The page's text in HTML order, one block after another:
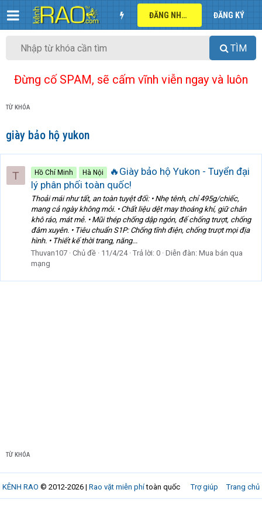
ĐĂNG NHẬP ĐĂNG KÝ
TÌM
Đừng cố SPAM, sẽ cấm vĩnh viễn ngay và luôn
TỪ KHÓA
giày bảo hộ yukon
T Hồ Chí Minh Hà Nội
🔥‍Giày bảo hộ Yukon - Tuyển đại
lý phân phối toàn quốc!
Thoải mái như tất, an toàn tuyệt đối: • Nhẹ tênh, chỉ 495g/chiếc,
mang cả ngày không mỏi. • Chất liệu dệt may thoáng khí, giữ chân
khô ráo, mát mẻ. • Mũi thép chống dập ngón, đế chống trượt, chống
đâm xuyên. • Tiêu chuẩn S1P: Chống tĩnh điện, chống trượt mọi địa
hình. • Thiết kế thời trang, năng...
Thuvan107 Chủ đề 11/4/24 Trả lời: 0 Diễn đàn: Mua bán qua
mạng
TỪ KHÓA
Trợ giúp Trang chủ
KÊNH RAO © 2012-2026 | Rao vặt miễn phítoàn quốc